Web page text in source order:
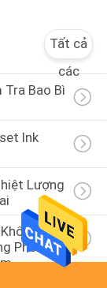
Tất cả
các
Tra Bao Bì
Ink
Lượng
Khô Đông
Phòng